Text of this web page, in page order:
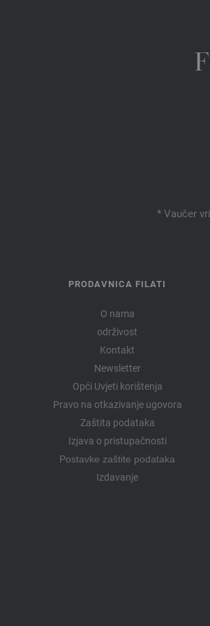
* Vaučer
PRODAVNICA FILATI
O nama
održivost
Kontakt
Newsletter
Opći Uvjeti korištenja
Pravo na otkazivanje ugovora
Zaštita podataka
Izjava o pristupačnosti
Postavke zaštite podataka
Izdavanje